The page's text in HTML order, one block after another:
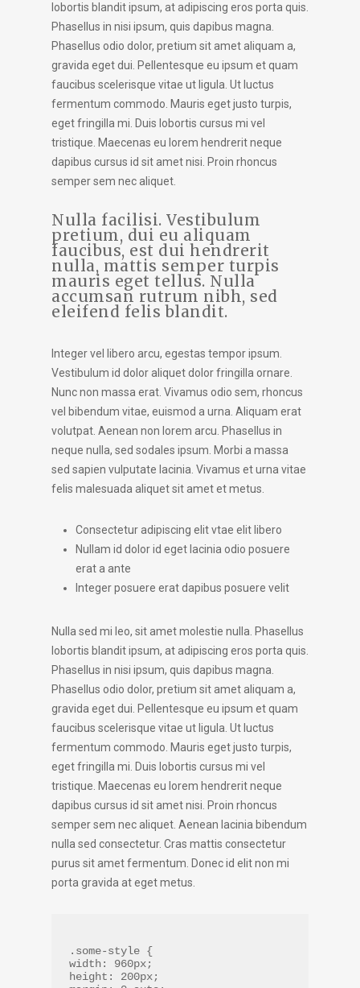
lobortis blandit ipsum, at adipiscing eros porta quis.
Phasellus in nisi ipsum, quis dapibus magna.
Phasellus odio dolor, pretium sit amet aliquam a,
gravida eget dui. Pellentesque eu ipsum et quam
faucibus scelerisque vitae ut ligula. Ut luctus
fermentum commodo. Mauris eget justo turpis,
eget fringilla mi. Duis lobortis cursus mi vel
tristique. Maecenas eu lorem hendrerit neque
dapibus cursus id sit amet nisi. Proin rhoncus
semper sem nec aliquet.
Nulla facilisi. Vestibulum
pretium, dui eu aliquam
faucibus, est dui hendrerit
nulla, mattis semper turpis
mauris eget tellus. Nulla
accumsan rutrum nibh, sed
eleifend felis blandit.
Integer vel libero arcu, egestas tempor ipsum.
Vestibulum id dolor aliquet dolor fringilla ornare.
Nunc non massa erat. Vivamus odio sem, rhoncus
vel bibendum vitae, euismod a urna. Aliquam erat
volutpat. Aenean non lorem arcu. Phasellus in
neque nulla, sed sodales ipsum. Morbi a massa
sed sapien vulputate lacinia. Vivamus et urna vitae
felis malesuada aliquet sit amet et metus.
Consectetur adipiscing elit vtae elit libero
Nullam id dolor id eget lacinia odio posuere
erat a ante
Integer posuere erat dapibus posuere velit
Nulla sed mi leo, sit amet molestie nulla. Phasellus
lobortis blandit ipsum, at adipiscing eros porta quis.
Phasellus in nisi ipsum, quis dapibus magna.
Phasellus odio dolor, pretium sit amet aliquam a,
gravida eget dui. Pellentesque eu ipsum et quam
faucibus scelerisque vitae ut ligula. Ut luctus
fermentum commodo. Mauris eget justo turpis,
eget fringilla mi. Duis lobortis cursus mi vel
tristique. Maecenas eu lorem hendrerit neque
dapibus cursus id sit amet nisi. Proin rhoncus
semper sem nec aliquet. Aenean lacinia bibendum
nulla sed consectetur. Cras mattis consectetur
purus sit amet fermentum. Donec id elit non mi
porta gravida at eget metus.
.some-style {
width: 960px;
height: 200px;